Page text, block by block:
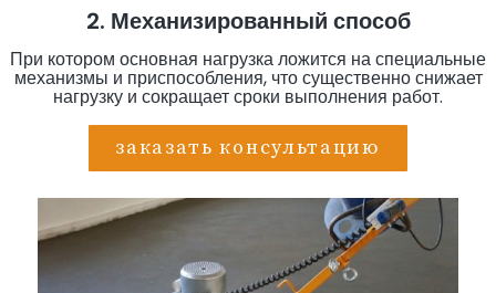
2. Механизированный способ
При котором основная нагрузка ложится на специальные
механизмы и приспособления, что существенно снижает
нагрузку и сокращает сроки выполнения работ.
заказать консультацию